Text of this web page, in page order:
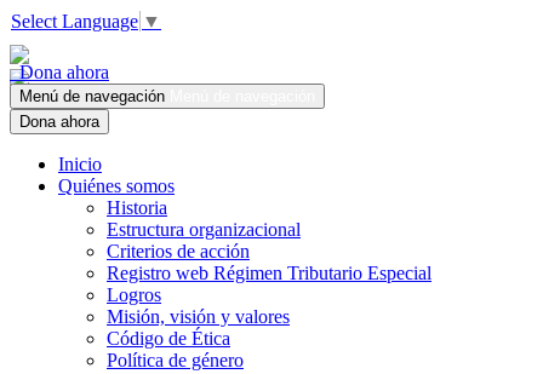
Select Language ▼
Dona ahora
Menú de navegación
Dona ahora
Inicio
Quiénes somos
Historia
Estructura organizacional
Criterios de acción
Registro web Régimen Tributario Especial
Logros
Misión, visión y valores
Código de Ética
Política de género